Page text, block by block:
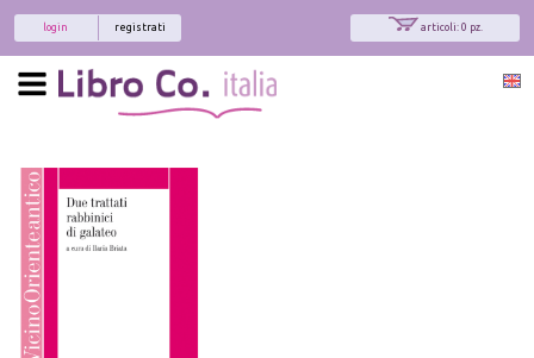
articoli: 0 pz.
registrati
login